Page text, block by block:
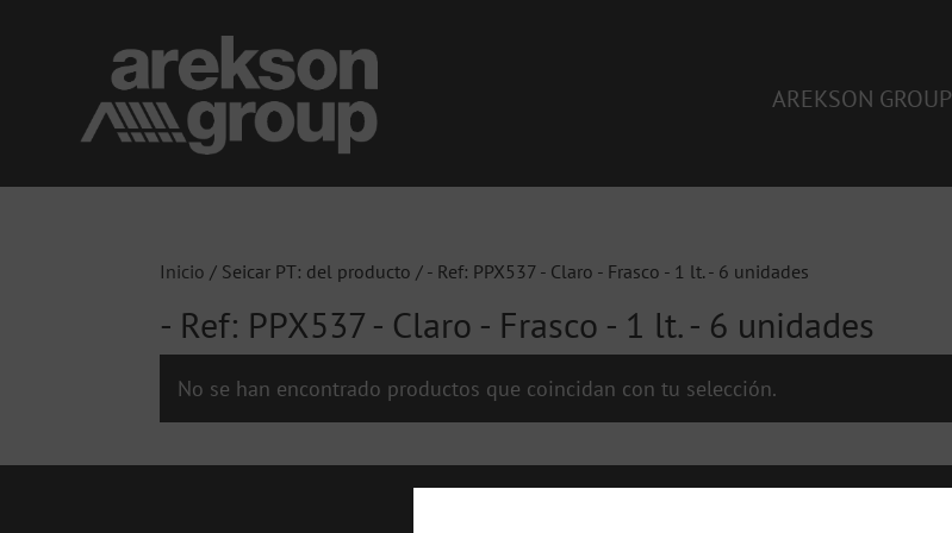
AREKSON GROUP
Inicio / Seicar PT: del producto / - Ref: PPX537 - Claro - Frasco - 1 lt. - 6 unidades
- Ref: PPX537 - Claro - Frasco - 1 lt. - 6 unidades
No se han encontrado productos que coincidan con tu selección.